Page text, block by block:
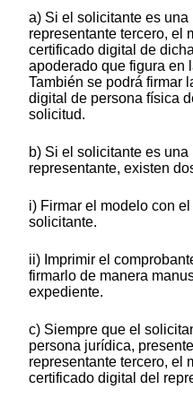
a) Si el solicitante es
representante tercero, el
certificado digital de
apoderado que figura en
También se podrá firmar
digital de persona física
solicitud.
b) Si el solicitante es
representante, existen
i) Firmar el modelo con
solicitante.
ii) Imprimir el
firmarlo de manera
expediente.
c) Siempre que el
persona jurídica,
representante tercero, el
certificado digital del